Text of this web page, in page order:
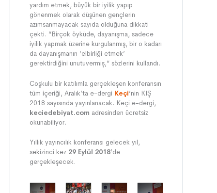
yardım etmek, büyük bir iyilik yapıp
gönenmek olarak düşünen gençlerin
azımsanmayacak sayıda olduğuna dikkati
çekti. “Birçok öyküde, dayanışma, sadece
iyilik yapmak üzerine kurgulanmış, bir o kadarı
da dayanışmanın ‘elbirliği etmek’
gerektirdiğini unutuvermiş,” sözlerini kullandı.
Coşkulu bir katılımla gerçekleşen konferansın
tüm içeriği, Aralık’ta e-dergi Keçi’nin KIŞ
2018 sayısında yayınlanacak. Keçi e-dergi,
keciedebiyat.com adresinden ücretsiz
okunabiliyor.
Yıllık yayıncılık konferansı gelecek yıl,
sekizinci kez 29 Eylül 2018’de
gerçekleşecek.